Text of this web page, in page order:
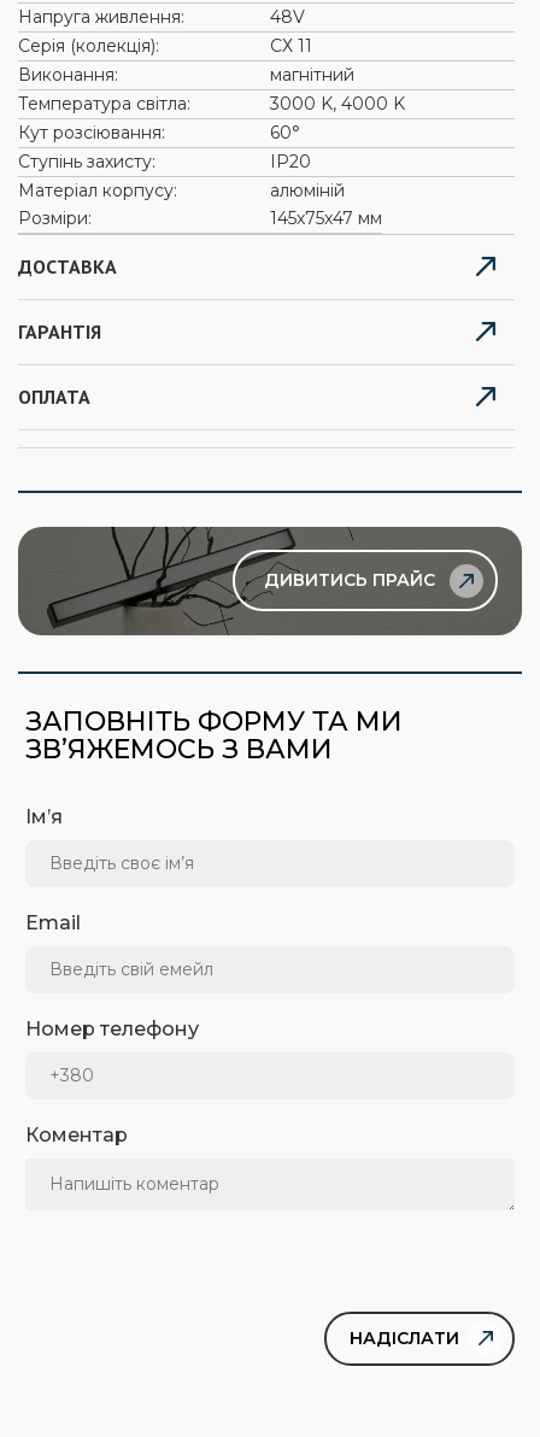
Напруга живлення:
48V
Серія (колекція):
СХ 11
Виконання:
магнітний
Температура світла:
3000 K, 4000 K
Кут розсіювання:
60°
Ступінь захисту:
ІР20
Матеріал корпусу:
алюміній
Розміри:
145х75x47 мм
ДОСТАВКА
ГАРАНТІЯ
ОПЛАТА
ДИВИТИСЬ ПРАЙС
ЗАПОВНІТЬ ФОРМУ ТА МИ
ЗВ’ЯЖЕМОСЬ З ВАМИ
Ім’я
Email
Номер телефону
Коментар